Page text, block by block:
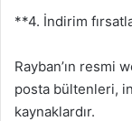
**4. İndirim
Rayban’ın resmi
posta bültenleri,
kaynaklardır.